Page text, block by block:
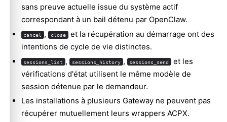
sans preuve actuelle issue du système actif
correspondant à un bail détenu par OpenClaw.
cancel , close et la récupération au démarrage ont des
intentions de cycle de vie distinctes.
sessions_list , sessions_history , sessions_send
et les
vérifications d'état utilisent le même modèle de
session détenue par le demandeur.
Les installations à plusieurs Gateway ne peuvent pas
récupérer mutuellement leurs wrappers ACPX.